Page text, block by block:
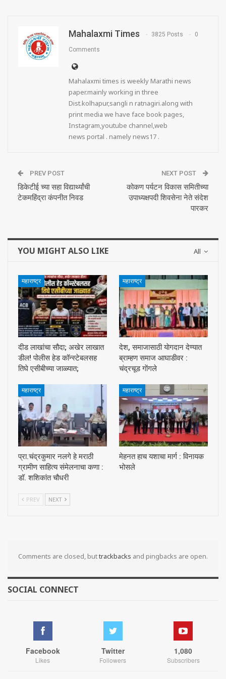
Mahalaxmi Times 3825 Posts 0
Comments
Mahalaxmi times is weekly Marathi news
paper.mainly working in three
Dist.kolhapur,sangli n ratnagiri.along with
print media we have face book pages,
Instagram,youtube channel,web
news portal . namely news17 .
PREV POST
डिकेटीई च्या सहा विद्यार्थ्यांची
टेकमहिंद्रा कंपनीत निवड
NEXT POST
कोकण पर्यटन विकास समितीच्या
उपाध्यक्षपदी शिवसेना नेते संदेश
पारकर
All
YOU MIGHT ALSO LIKE
महाराष्ट्र
दीड लाखांचा सौदा; अखेर लाखात
डील! पोलीस हेड कॉन्स्टेबलसह
तिघे एसीबीच्या जाळ्यात;
महाराष्ट्र
देश, समाजासाठी याेगदान देण्यात
ब्राम्हण समाज आघाडीवर :
चंद्रचूड गाेंगले
महाराष्ट्र
प्रा.चंद्रकुमार नलगे हे मराठी
ग्रामीण साहित्य संमेलनाचा कणा :
डॉ. शशिकांत चौधरी
महाराष्ट्र
मेहनत हाच यशाचा मार्ग : विनायक
भोसले
PREV NEXT
Comments are closed, buttrackbacks and pingbacks are open.
SOCIAL CONNECT
Facebook
Likes
Twitter
Followers
1,080
Subscribers